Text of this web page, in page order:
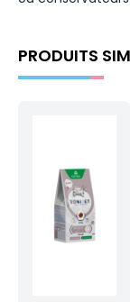
PRODUITS